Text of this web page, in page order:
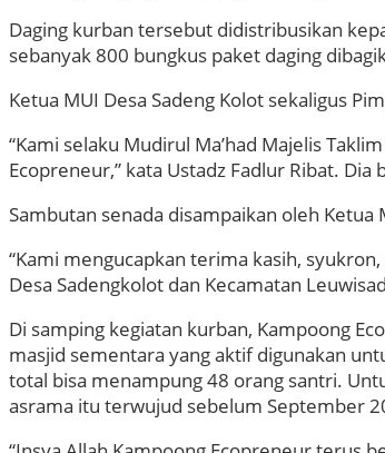
Daging kurban tersebut didistribusikan
sebanyak 800 bungkus paket daging
Ketua MUI Desa Sadeng Kolot sekaligus
“Kami selaku Mudirul Ma’had Majelis
Ecopreneur,” kata Ustadz Fadlur Ribat.
Sambutan senada disampaikan oleh
“Kami mengucapkan terima kasih,
Desa Sadengkolot dan Kecamatan
Di samping kegiatan kurban, Kampoong
masjid sementara yang aktif digunakan
total bisa menampung 48 orang santri.
asrama itu terwujud sebelum September